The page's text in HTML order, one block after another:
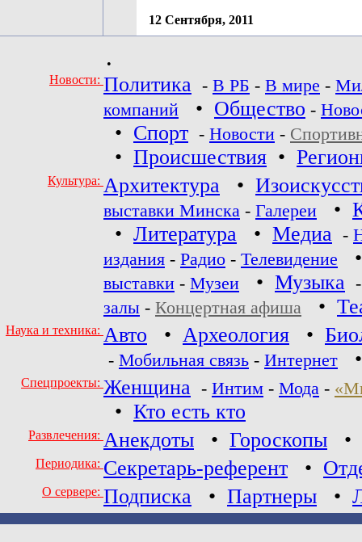
12 Сентября, 2011
•
Новости: Политика - В РБ - В мире -
компаний
• Общество -
• Спорт - Новости -
• Происшествия •
Культура: Архитектура •
выставки Минска - Галереи •
• Литература • Медиа -
издания - Радио - Телевидение
выставки - Музеи • Музыка
залы - Концертная афиша •
Наука и техника: Авто • Археология •
- Мобильная связь - Интернет
Спецпроекты: Женщина - Интим - Мода -
• Кто есть кто
Развлечения: Анекдоты • Гороскопы •
Периодика: Секретарь-референт •
О сервере: Подписка • Партнеры •